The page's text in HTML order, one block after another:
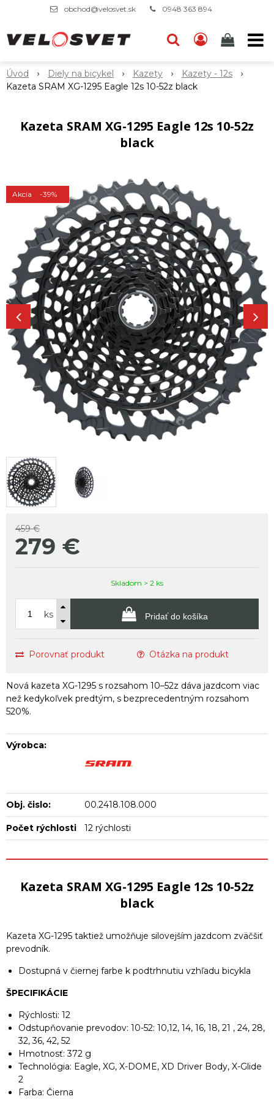
obchod@velosvet.sk 0948 363 894
Úvod Diely na bicykel Kazety
Kazety - 12s
Kazeta SRAM XG-1295 Eagle 12s 10-52z black
Kazeta SRAM XG-1295 Eagle 12s 10-52z
black
Akcia -39%
459 €
279 €
Skladom > 2 ks
ks Pridať do košíka
Porovnať produkt Otázka na produkt
Nová kazeta XG-1295 s rozsahom 10–52z dáva jazdcom viac
než kedykoľvek predtým, s bezprecedentným rozsahom
520%.
Výrobca:
Obj. čislo: 00.2418.108.000
Počet rýchlosti 12 rýchlosti
Kazeta SRAM XG-1295 Eagle 12s 10-52z
black
Kazeta XG-1295 taktiež umožňuje silovejším jazdcom zväčšiť
prevodník.
Dostupná v čiernej farbe k podtrhnutiu vzhľadu bicykla
ŠPECIFIKÁCIE
Rýchlosti: 12
Odstupňovanie prevodov: 10-52: 10,12, 14, 16, 18, 21 , 24, 28,
32, 36, 42, 52
Hmotnosť: 372 g
Technológia: Eagle, XG, X-DOME, XD Driver Body, X-Glide
2
Farba: Čierna